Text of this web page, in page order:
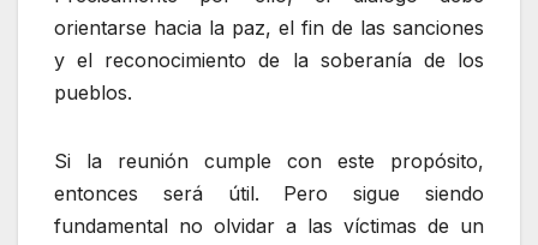
orientarse hacia la paz, el fin de las sanciones
y el reconocimiento de la soberanía de los
pueblos.
Si la reunión cumple con este propósito,
entonces será útil. Pero sigue siendo
fundamental no olvidar a las víctimas de un